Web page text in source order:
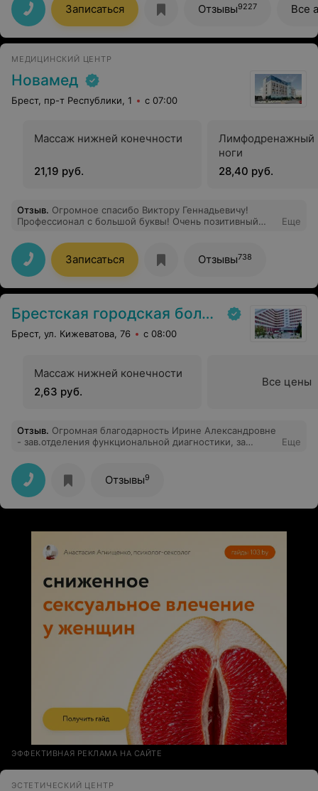
Записаться Отзывы9227 Все
МЕДИЦИНСКИЙ ЦЕНТР
Новамед
Брест, пр-т Республики, 1 с 07:00
Массаж нижней конечности
21,19 руб.
Лимфодренажный
ноги
28,40 руб.
Отзыв. Огромное спасибо Виктору Геннадьевичу!
Профессионал с большой буквы! Очень позитивный
страха, благодаря доктору!!!
Еще
Записаться Отзывы738
Брестская городская больница № 1
Брест, ул. Кижеватова, 76 с 08:00
Массаж нижней конечности
2,63 руб.
Все цены
Отзыв. Огромная благодарность Ирине Александровне
- зав.отделения функциональной диагностики, за
разъяснение процедуры и её результатов. В абсолютно
позитивной атмосфере. Спасибо и успехов по жизни
Вам, Ирина Александровна.
Еще
Отзывы9
ЭФФЕКТИВНАЯ РЕКЛАМА НА САЙТЕ
ЭСТЕТИЧЕСКИЙ ЦЕНТР